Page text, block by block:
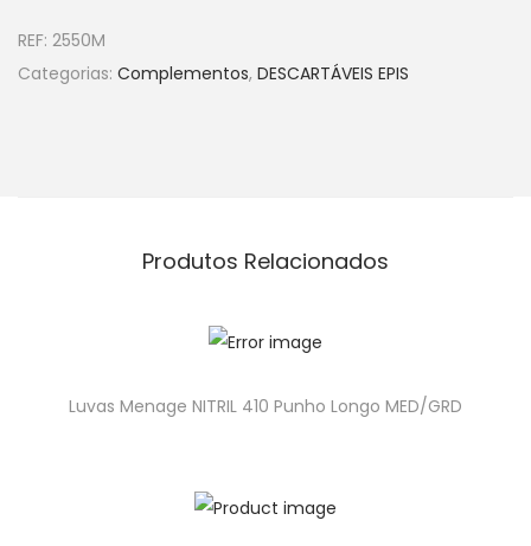
REF: 2550M
Categorias: Complementos, DESCARTÁVEIS EPIS
Produtos Relacionados
Luvas Menage NITRIL 410 Punho Longo MED/GRD